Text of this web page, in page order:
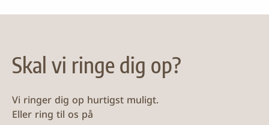
Skal vi ringe dig op?
Vi ringer dig op hurtigst muligt.
Eller ring til os på